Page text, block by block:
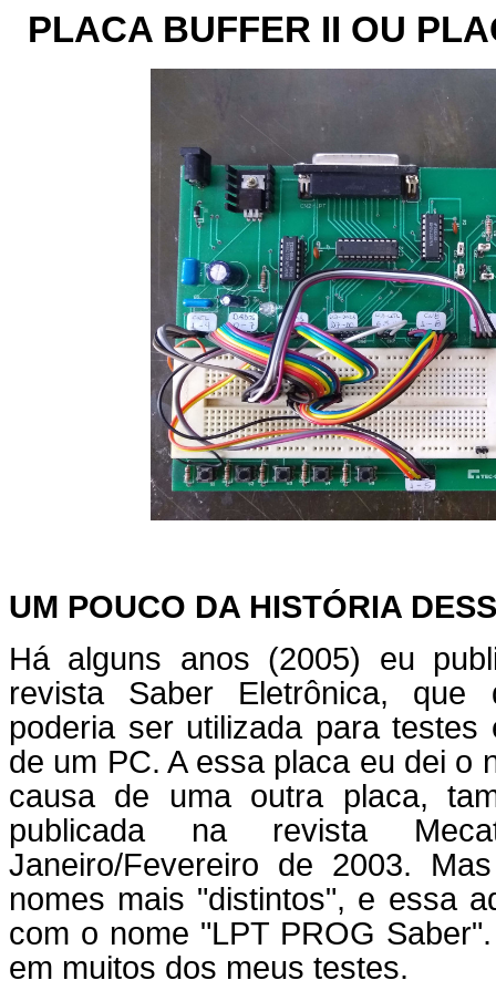
PLACA BUFFER II OU
UM POUCO DA HISTÓRIA
Há alguns anos (2005) eu
revista Saber Eletrônica, que
poderia ser utilizada para
de um PC. A essa placa eu dei o
causa de uma outra placa,
publicada na revista
Janeiro/Fevereiro de 2003.
nomes mais "distintos", e essa
com o nome "LPT PROG
em muitos dos meus testes.